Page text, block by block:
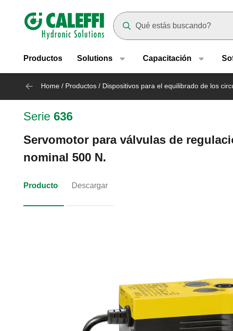
Header main navigation
Productos Solutions Capacitación
Home / Productos / Dispositivos para el equilibrado de los
Serie 636
Servomotor para válvulas de
nominal 500 N.
Producto Descargar